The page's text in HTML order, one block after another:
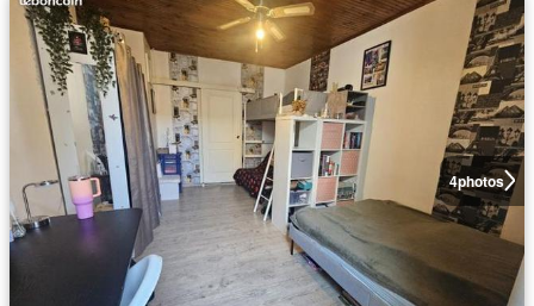
4photos